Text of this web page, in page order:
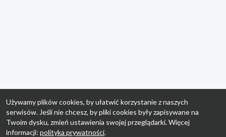
Używamy plików cookies, by ułatwić korzystanie z naszych
serwisów. Jeśli nie chcesz, by pliki cookies były zapisywane na
Twoim dysku, zmień ustawienia swojej przeglądarki. Więcej
informacji: polityka prywatności.